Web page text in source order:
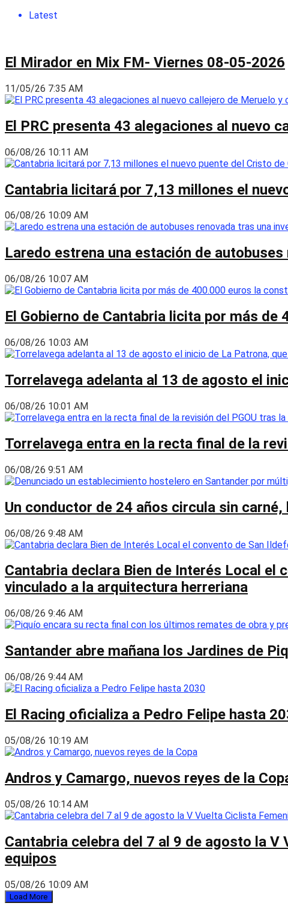
Latest
El Mirador en Mix FM- Viernes 08-05-2026
11/05/26 7:35 AM
El PRC presenta 43 alegaciones al nuevo
06/08/26 10:11 AM
Cantabria licitará por 7,13 millones el
06/08/26 10:09 AM
Laredo estrena una estación de
06/08/26 10:07 AM
El Gobierno de Cantabria licita por más
06/08/26 10:03 AM
Torrelavega adelanta al 13 de agosto el
06/08/26 10:01 AM
Torrelavega entra en la recta final de la
06/08/26 9:51 AM
Un conductor de 24 años circula sin
06/08/26 9:48 AM
Cantabria declara Bien de Interés Local el
vinculado a la arquitectura herreriana
06/08/26 9:46 AM
Santander abre mañana los Jardines de
06/08/26 9:44 AM
El Racing oficializa a Pedro Felipe hasta
05/08/26 10:19 AM
Andros y Camargo, nuevos reyes de la
05/08/26 10:14 AM
Cantabria celebra del 7 al 9 de agosto la
equipos
05/08/26 10:09 AM
Load More